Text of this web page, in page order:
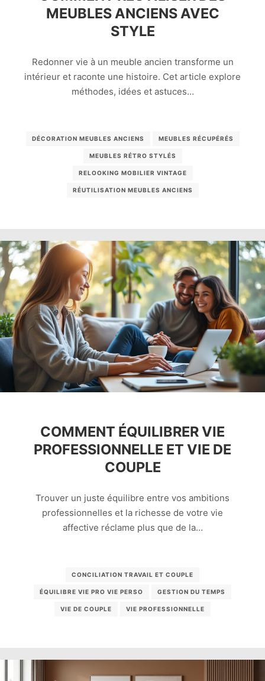
MEUBLES ANCIENS AVEC
STYLE
Redonner vie à un meuble ancien transforme un
intérieur et raconte une histoire. Cet article explore
méthodes, idées et astuces…
DÉCORATION MEUBLES ANCIENS MEUBLES RÉCUPÉRÉS
MEUBLES RÉTRO STYLÉS
RELOOKING MOBILIER VINTAGE
RÉUTILISATION MEUBLES ANCIENS
COMMENT ÉQUILIBRER VIE
PROFESSIONNELLE ET VIE DE
COUPLE
Trouver un juste équilibre entre vos ambitions
professionnelles et la richesse de votre vie
affective réclame plus que de la…
CONCILIATION TRAVAIL ET COUPLE
ÉQUILIBRE VIE PRO VIE PERSO GESTION DU TEMPS
VIE DE COUPLE VIE PROFESSIONNELLE